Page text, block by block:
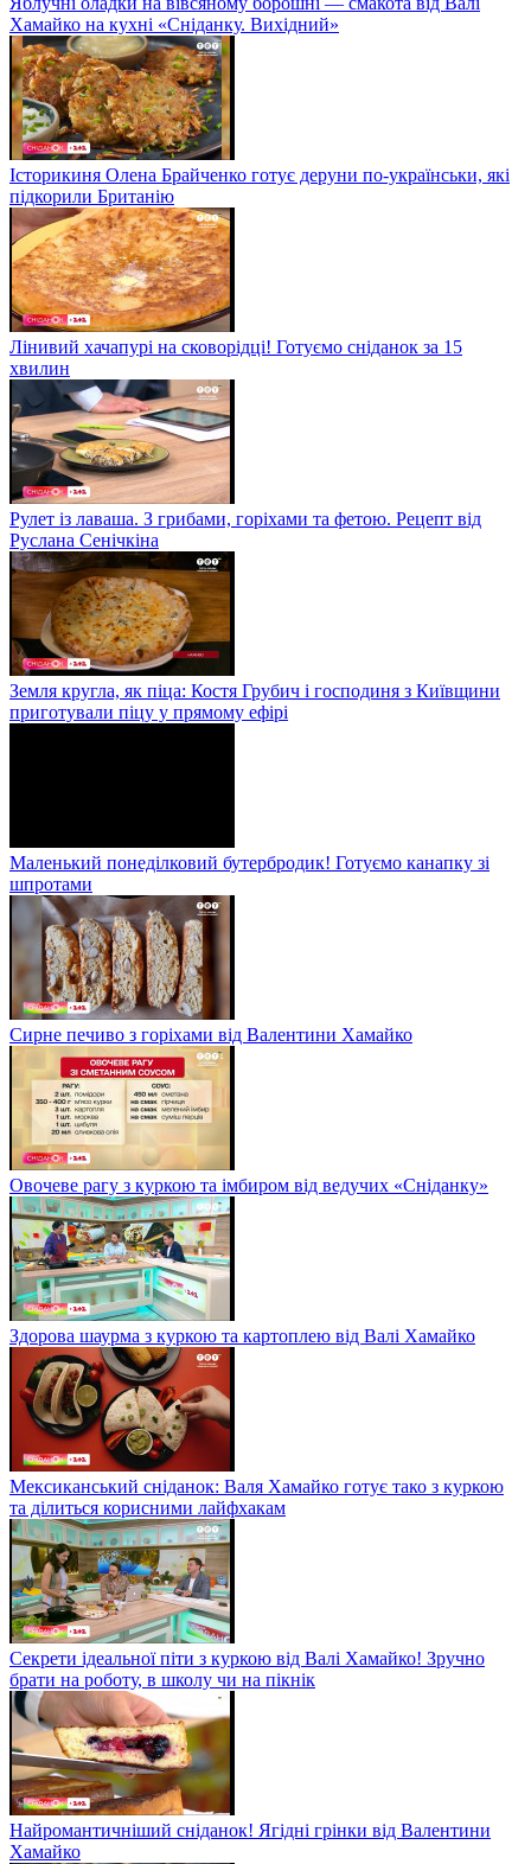
Хамайко на кухні «Сніданку. Вихідний»
Історикиня Олена Брайченко готує деруни по-українськи, які
підкорили Британію
Лінивий хачапурі на сковорідці! Готуємо сніданок за 15
хвилин
Рулет із лаваша. З грибами, горіхами та фетою. Рецепт від
Руслана Сенічкіна
Земля кругла, як піца: Костя Грубич і господиня з Київщини
приготували піцу у прямому ефірі
Маленький понеділковий бутербродик! Готуємо канапку зі
шпротами
Сирне печиво з горіхами від Валентини Хамайко
Овочеве рагу з куркою та імбиром від ведучих «Сніданку»
Здорова шаурма з куркою та картоплею від Валі Хамайко
Мексиканський сніданок: Валя Хамайко готує тако з куркою
та ділиться корисними лайфхакам
Секрети ідеальної піти з куркою від Валі Хамайко! Зручно
брати на роботу, в школу чи на пікнік
Найромантичніший сніданок! Ягідні грінки від Валентини
Хамайко